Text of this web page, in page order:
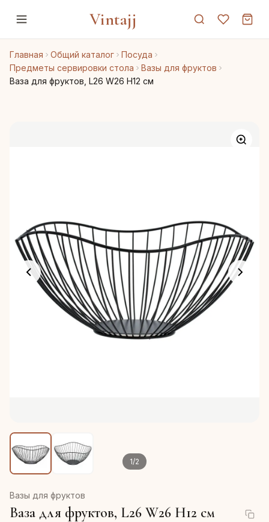
Vintajj
Главная Общий каталог
Посуда
Предметы сервировки стола
Вазы для фруктов
Ваза для фруктов, L26 W26 H12 см
1/2
Вазы для фруктов
Ваза для фруктов, L26 W26 H12 см